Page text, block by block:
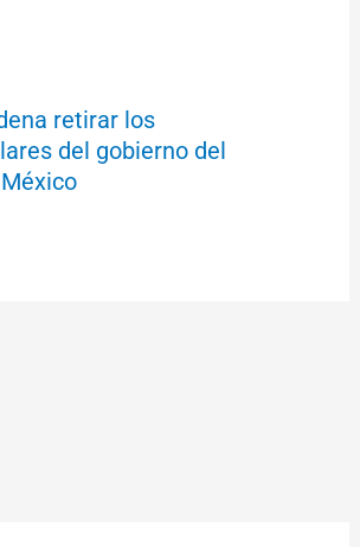
retirar los
del gobierno del